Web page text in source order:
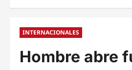
INTERNACIONALES
Hombre abre